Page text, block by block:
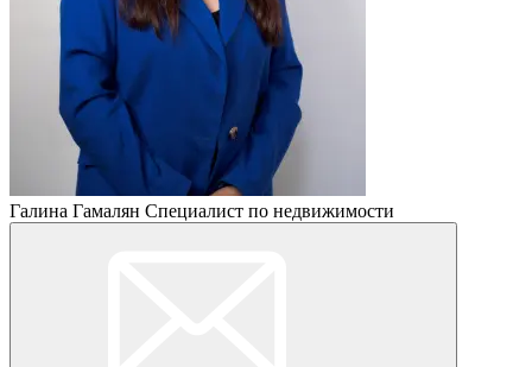
Галина Гамалян Специалист по недвижимости